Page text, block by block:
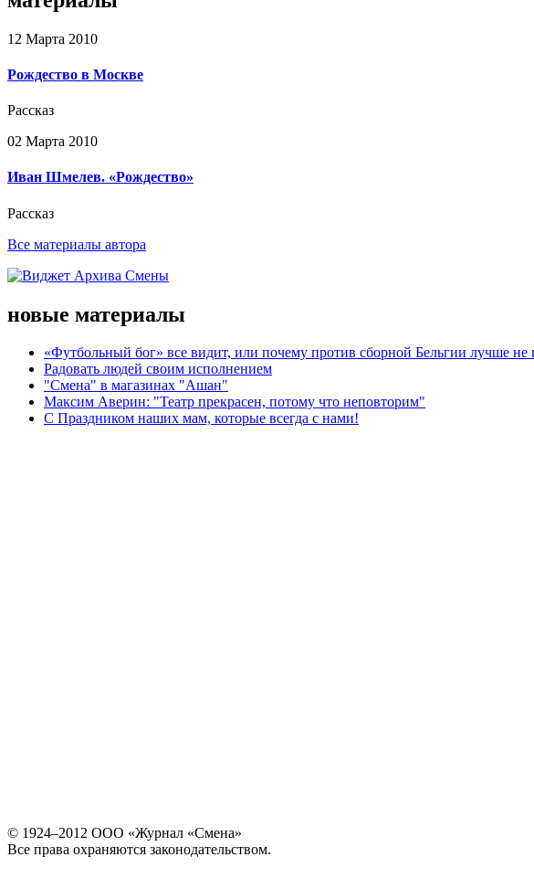
12 Марта 2010
Рождество в Москве
Рассказ
02 Марта 2010
Иван Шмелев. «Рождество»
Рассказ
Все материалы автора
новые материалы
«Футбольный бог» все видит, или почему против сборной Бельгии лучше не
Радовать людей своим исполнением
"Смена" в магазинах "Ашан"
Максим Аверин: "Театр прекрасен, потому что неповторим"
С Праздником наших мам, которые всегда с нами!
© 1924–2012 ООО «Журнал «Смена»
Все права охраняются законодательством.